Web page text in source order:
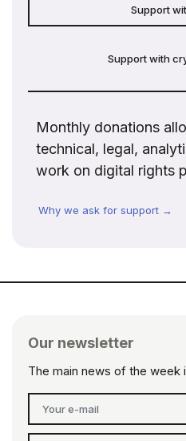
Support
Support with
Monthly donations
technical, legal,
work on digital rights
Why we ask for support →
Our newsletter
The main news of the week